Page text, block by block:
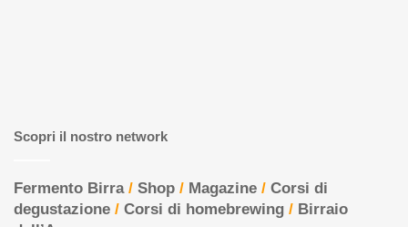
Scopri il nostro network
Fermento Birra/ Shop / Magazine / Corsi di
degustazione / Corsi di homebrewing / Birraio